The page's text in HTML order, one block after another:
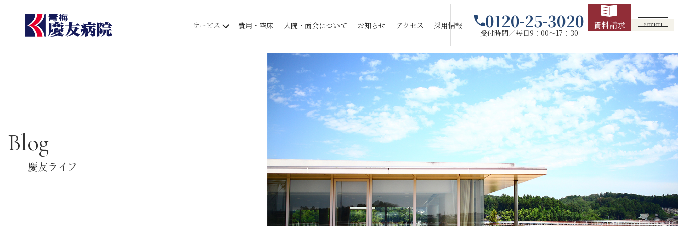
サービス 費用・空床 入院・面会について お知らせ アクセス 採用情報 0120-25-3020
受付時間／毎日9：00～17：30
資料請求 MENU
Blog
慶友ライフ